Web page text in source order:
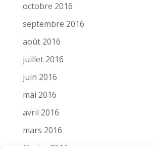
octobre 2016
septembre 2016
août 2016
juillet 2016
juin 2016
mai 2016
avril 2016
mars 2016
février 2016